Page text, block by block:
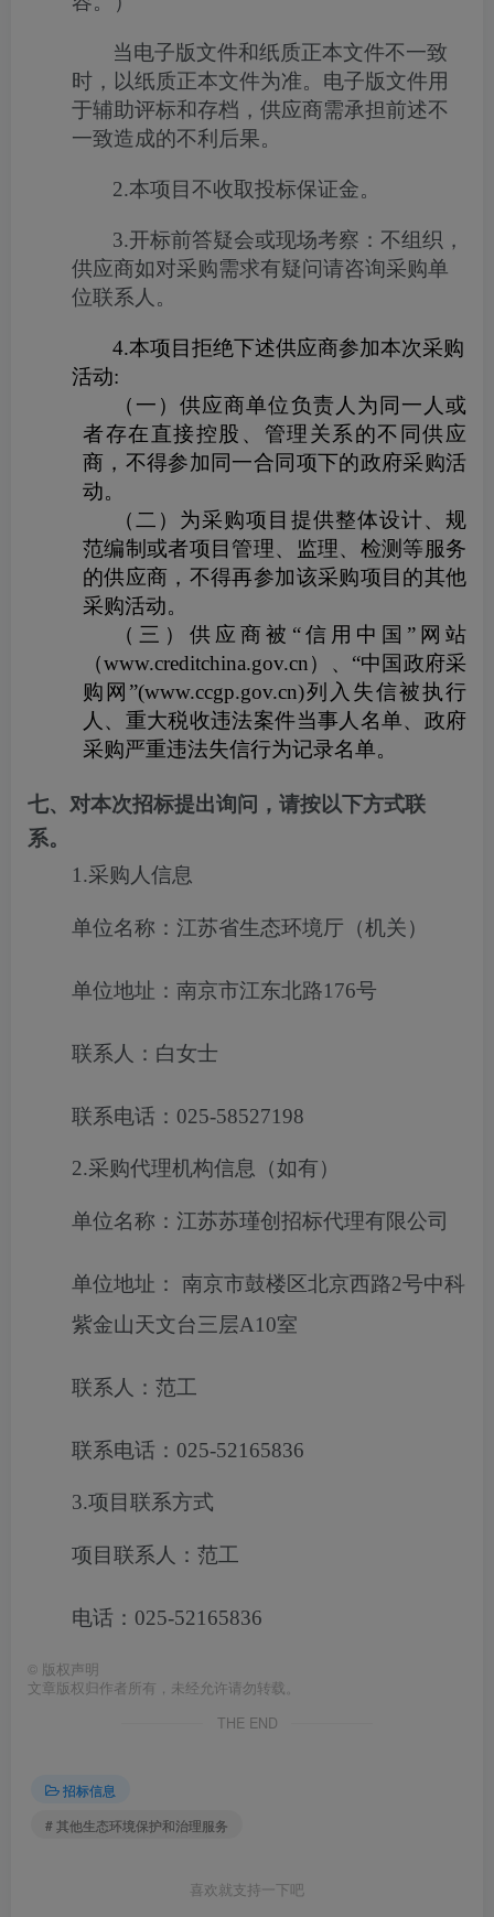
当电子版文件和纸质正本文件不一致
时，以纸质正本文件为准。电子版文件用
于辅助评标和存档，供应商需承担前述不
一致造成的不利后果。
2.本项目不收取投标保证金。
3.开标前答疑会或现场考察：不组织，
供应商如对采购需求有疑问请咨询采购单
位联系人。
4.本项目拒绝下述供应商参加本次采购
活动:
（一）供应商单位负责人为同一人或
者存在直接控股、管理关系的不同供应
商，不得参加同一合同项下的政府采购活
动。
（二）为采购项目提供整体设计、规
范编制或者项目管理、监理、检测等服务
的供应商，不得再参加该采购项目的其他
采购活动。
（三）供应商被“信用中国”网站
（www.creditchina.gov.cn ）、“中国政府采
购网”(www.ccgp.gov.cn)列入失信被执行
人、重大税收违法案件当事人名单、政府
采购严重违法失信行为记录名单。
七、对本次招标提出询问，请按以下方式联
系。
1.采购人信息
单位名称：江苏省生态环境厅（机关）
单位地址：南京市江东北路176号
联系人：白女士
联系电话：025-58527198
2.采购代理机构信息（如有）
单位名称：江苏苏瑾创招标代理有限公司
单位地址： 南京市鼓楼区北京西路2号中科
紫金山天文台三层A10室
联系人：范工
联系电话：025-52165836
3.项目联系方式
项目联系人：范工
电话：025-52165836
© 版权声明
文章版权归作者所有，未经允许请勿转载。
THE END
招标信息
# 其他生态环境保护和治理服务
喜欢就支持一下吧